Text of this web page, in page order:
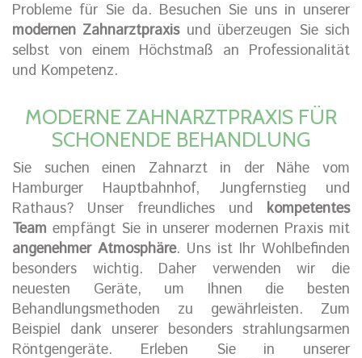
Probleme für Sie da. Besuchen Sie uns in unserer
modernen Zahnarztpraxisund überzeugen Sie sich
selbst von einem Höchstmaß an Professionalität
und Kompetenz.
MODERNE ZAHNARZTPRAXIS FÜR
SCHONENDE BEHANDLUNG
Sie suchen einen Zahnarzt in der Nähe vom
Hamburger Hauptbahnhof, Jungfernstieg und
Rathaus? Unser freundliches und kompetentes
Team empfängt Sie in unserer modernen Praxis mit
angenehmer Atmosphäre. Uns ist Ihr Wohlbefinden
besonders wichtig. Daher verwenden wir die
neuesten Geräte, um Ihnen die besten
Behandlungsmethoden zu gewährleisten. Zum
Beispiel dank unserer besonders strahlungsarmen
Röntgengeräte. Erleben Sie in unserer